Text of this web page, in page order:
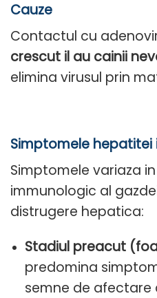
Cauze
Contactul cu
crescut il au cainii
elimina virusul prin
Simptomele
Simptomele variaza
immunologic al
distrugere hepatica:
Stadiul preacut
predomina
semne de afectare